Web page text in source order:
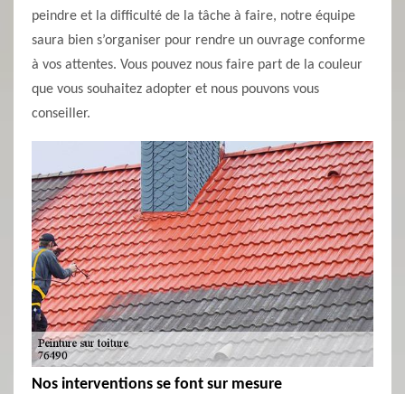
peindre et la difficulté de la tâche à faire, notre équipe
saura bien s’organiser pour rendre un ouvrage conforme
à vos attentes. Vous pouvez nous faire part de la couleur
que vous souhaitez adopter et nous pouvons vous
conseiller.
Nos interventions se font sur mesure